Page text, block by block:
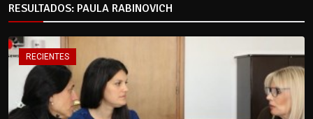
RESULTADOS: PAULA RABINOVICH
RECIENTES